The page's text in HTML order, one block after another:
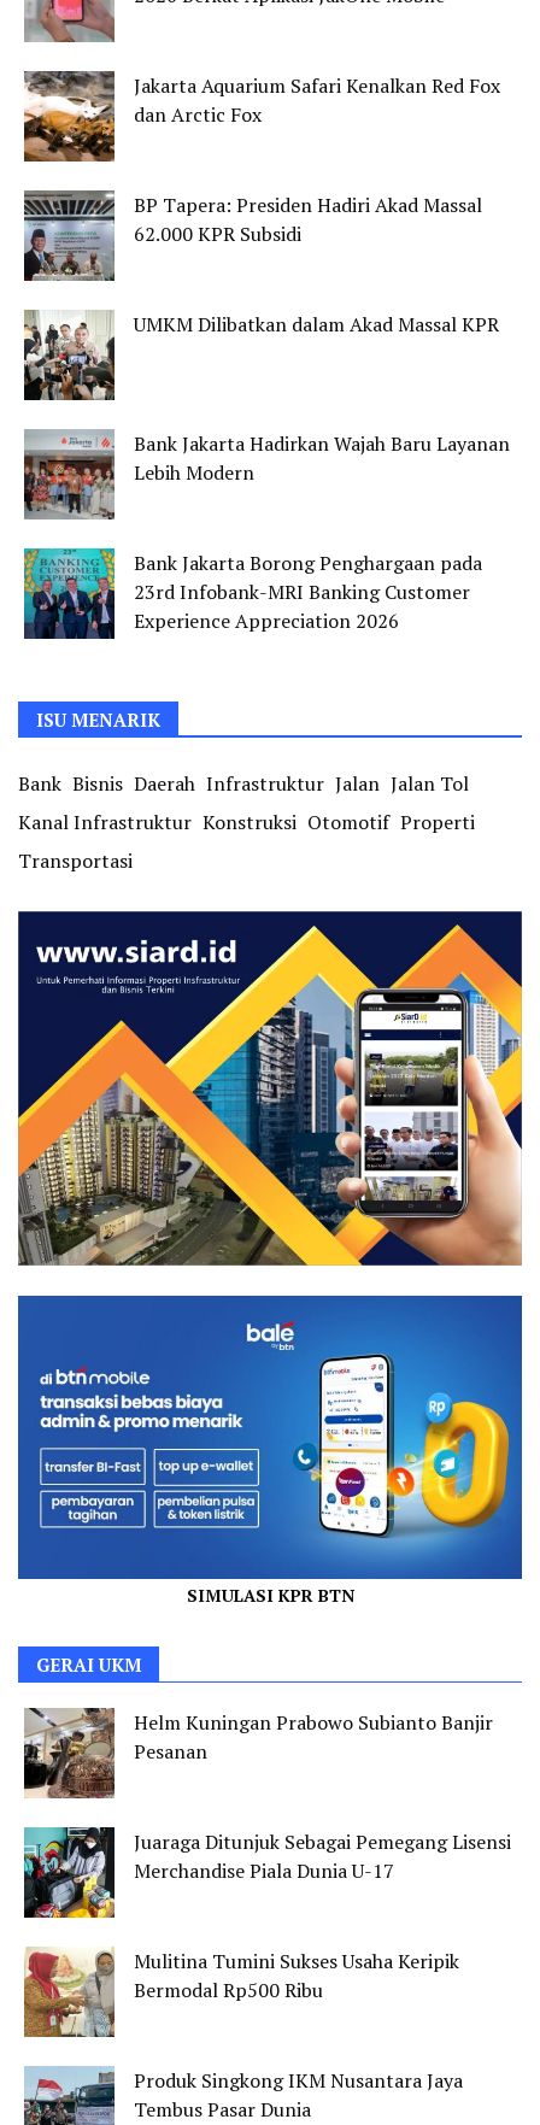
Jakarta Aquarium Safari Kenalkan Red Fox
dan Arctic Fox
BP Tapera: Presiden Hadiri Akad Massal
62.000 KPR Subsidi
UMKM Dilibatkan dalam Akad Massal KPR
Bank Jakarta Hadirkan Wajah Baru Layanan
Lebih Modern
Bank Jakarta Borong Penghargaan pada
23rd Infobank-MRI Banking Customer
Experience Appreciation 2026
ISU MENARIK
Bank Bisnis Daerah Infrastruktur Jalan Jalan Tol
Kanal Infrastruktur Konstruksi Otomotif Properti
Transportasi
SIMULASI KPR BTN
GERAI UKM
Helm Kuningan Prabowo Subianto Banjir
Pesanan
Juaraga Ditunjuk Sebagai Pemegang Lisensi
Merchandise Piala Dunia U-17
Mulitina Tumini Sukses Usaha Keripik
Bermodal Rp500 Ribu
Produk Singkong IKM Nusantara Jaya
Tembus Pasar Dunia